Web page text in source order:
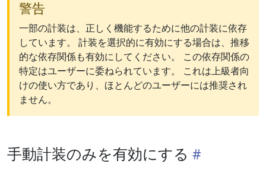
警告
一部の計装は、正しく機能するために他の計装に依存
しています。 計装を選択的に有効にする場合は、推移
的な依存関係も有効にしてください。 この依存関係の
特定はユーザーに委ねられています。 これは上級者向
けの使い方であり、ほとんどのユーザーには推奨され
ません。
手動計装のみを有効にする